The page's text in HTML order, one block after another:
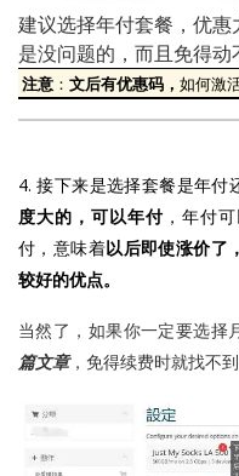
建议选择年付套餐，优
是没问题的，而且免得
注意： 文后有优惠码， 如何激
4. 接下来是选择套餐是年付
度大的，可以年付，年付
付，意味着以后即使涨价了
较好的优点。
当然了，如果你一定要选择
篇文章，免得续费时就找不到